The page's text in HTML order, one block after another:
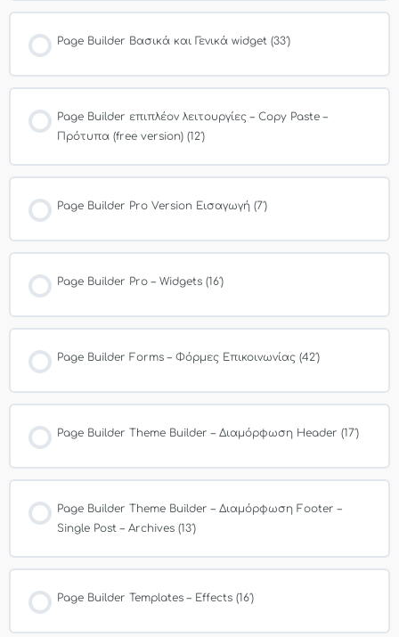
Page Builder Βασικά και Γενικά widget (33′)
Page Builder επιπλέον λειτουργίες – Copy Paste –
Πρότυπα (free version) (12′)
Page Builder Pro Version Εισαγωγή (7′)
Page Builder Pro – Widgets (16′)
Page Builder Forms – Φόρμες Επικοινωνίας (42′)
Page Builder Theme Builder – Διαμόρφωση Header (17′)
Page Builder Theme Builder – Διαμόρφωση Footer –
Single Post – Archives (13′)
Page Builder Templates – Effects (16′)